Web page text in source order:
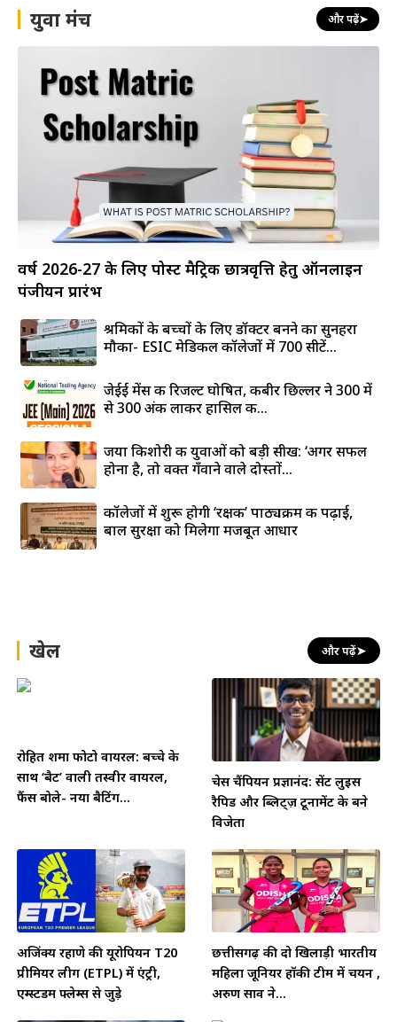
युवा मंच और पढ़ें➤
वर्ष 2026-27 के लिए पोस्ट मैट्रिक छात्रवृत्ति हेतु ऑनलाइन
पंजीयन प्रारंभ
श्रमिकों के बच्चों के लिए डॉक्टर बनने का सुनहरा
मौका- ESIC मेडिकल कॉलेजों में 700 सीटें...
जेईई मेंस की रिजल्ट घोषित, कबीर छिल्लर ने 300 में
से 300 अंक लाकर हासिल की...
जया किशोरी की युवाओं को बड़ी सीख: ‘अगर सफल
होना है, तो वक्त गँवाने वाले दोस्तों...
कॉलेजों में शुरू होगी ‘रक्षक’ पाठ्यक्रम की पढ़ाई,
बाल सुरक्षा को मिलेगा मजबूत आधार
खेल और पढ़ें➤
रोहित शर्मा फोटो वायरल: बच्चे के
साथ ‘बैट’ वाली तस्वीर वायरल,
फैंस बोले- नया बैटिंग...
चेस चैंपियन प्रज्ञानंद: सेंट लुइस
रैपिड और ब्लिट्ज़ टूर्नामेंट के बने
विजेता
अजिंक्य रहाणे की यूरोपियन T20
प्रीमियर लीग (ETPL) में एंट्री,
एम्स्टर्डम फ्लेम्स से जुड़े
छत्तीसगढ़ की दो खिलाड़ी भारतीय
महिला जूनियर हॉकी टीम में चयन ,
अरुण साव ने...